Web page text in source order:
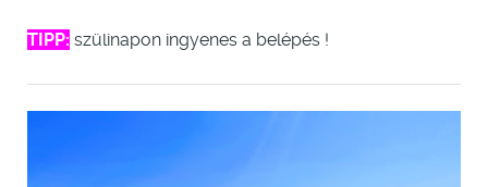
TIPP: szülinapon ingyenes a belépés !